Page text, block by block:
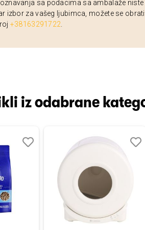
sa podacima sa ambalaže niste
izbor za vašeg ljubimca, možete se
+38163291722
iz odabrane